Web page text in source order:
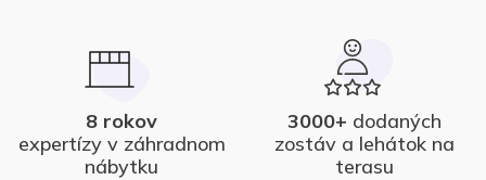
8 rokov
expertízy v záhradnom
nábytku
3000+ dodaných
zostáv a lehátok na
terasu